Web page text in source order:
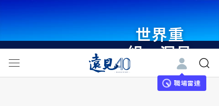
世界重
組・洞見
未來 與
世界領袖
職場雷達